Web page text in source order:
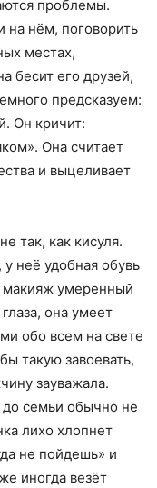
проблемы.
на нём, поговорить
местах,
бесит его друзей,
предсказуем:
Он кричит:
Она считает
и выцеливает
так, как кисуля.
неё удобная обувь
макияж умеренный
она умеет
обо всем на свете
такую завоевать,
зауважала.
до семьи обычно не
лихо хлопнет
не пойдешь» и
иногда везёт